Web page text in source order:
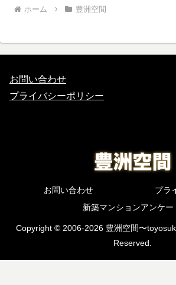
ホーム 豊洲空間
お問い合わせ
プライバシーポリシー
お問い合わせ
プラ
新築マンションアンケー
Copyright © 2006-2026 豊洲空間〜
Reserved.